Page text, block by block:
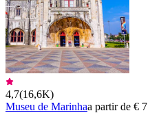
4,7(16,6K)
Museu de Marinhaa partir de € 7